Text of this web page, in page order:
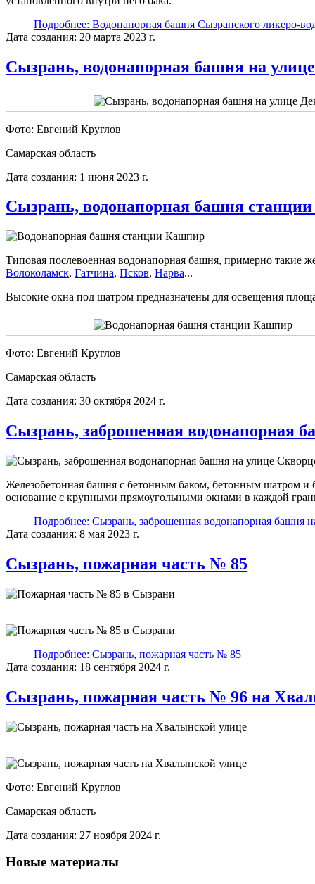
Подробнее: Водонапорная башня Сызранского ликеро-
Дата создания: 20 марта 2023 г.
Сызрань, водонапорная башня на
Фото: Евгений Круглов
Самарская область
Дата создания: 1 июня 2023 г.
Сызрань, водонапорная башня
Типовая послевоенная водонапорная башня, примерно такие
Волоколамск, Гатчина, Псков, Нарва...
Высокие окна под шатром предназначены для освещения
Фото: Евгений Круглов
Самарская область
Дата создания: 30 октября 2024 г.
Сызрань, заброшенная водонапорная
Железобетонная башня с бетонным баком, бетонным шатром
основание с крупными прямоугольными окнами в каждой
Подробнее: Сызрань, заброшенная водонапорная башня
Дата создания: 8 мая 2023 г.
Сызрань, пожарная часть № 85
Подробнее: Сызрань, пожарная часть № 85
Дата создания: 18 сентября 2024 г.
Сызрань, пожарная часть № 96 на
Фото: Евгений Круглов
Самарская область
Дата создания: 27 ноября 2024 г.
Новые материалы